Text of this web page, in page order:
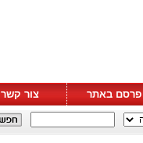
פרסם באתר צור קשר